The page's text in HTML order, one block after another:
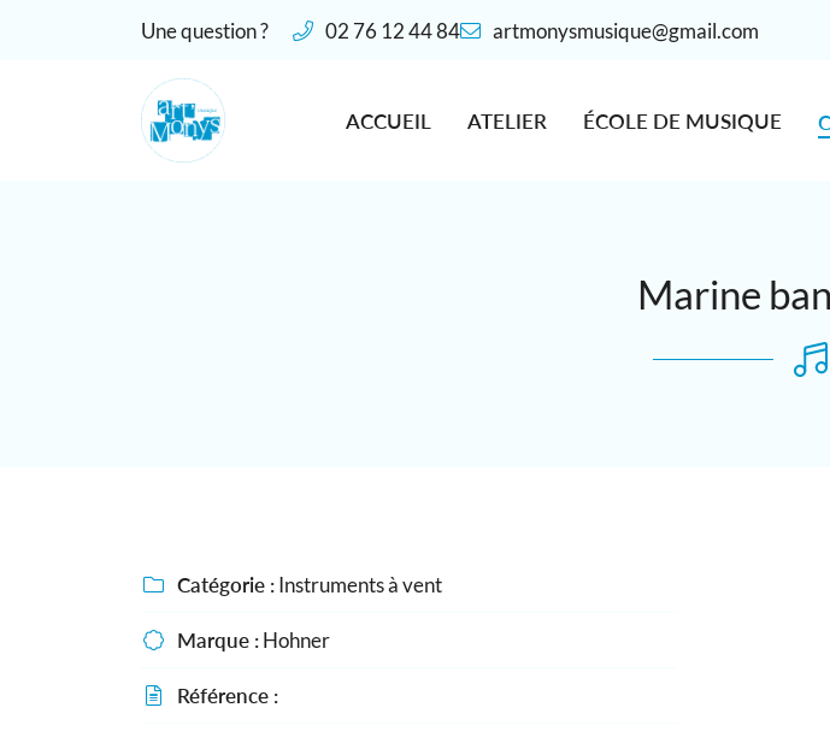
Une question ? 02 76 12 44 84
ACCUEIL ATELIER ÉCOLE DE MUSIQUE
27190 Conches-en-Ouche
02 76 12 44 84
l'adresse email indiqué ci-dessus. Vous pouvez vous désinscrire à tout moment en
Marine
 Catégorie :Instruments à vent
 Marque :Hohner
 Référence :